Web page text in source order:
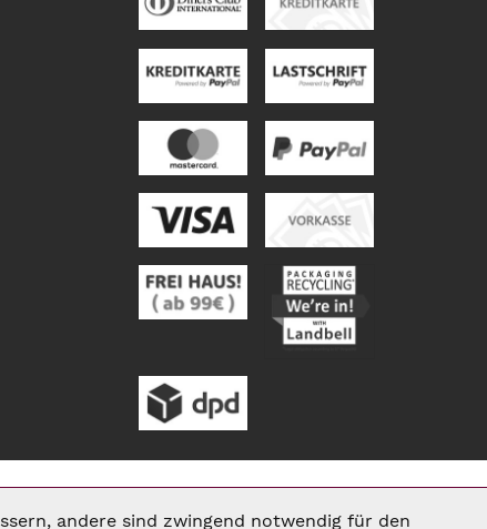
Aktiv
andere sind zwingend notwendig für den